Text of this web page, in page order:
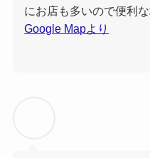
にお店も多いので便利
Google Mapより